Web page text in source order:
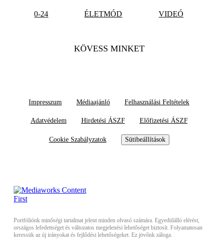
0-24 ÉLETMÓD VIDEÓ
KÖVESS MINKET
Impresszum Médiaajánló Felhasználási Feltételek
Adatvédelem Hirdetési ÁSZF Előfizetési ÁSZF
Cookie Szabályzatok Sütibeállítások
Portfóliónk minőségi tartalmat jelent minden olvasó számára. Egyedülálló elérést,
országos lefedettséget és változatos megjelenési lehetőséget biztosít. Folyamatosan
keressük az új irányokat és fejlődési lehetőségeket. Ez jövőnk záloga.